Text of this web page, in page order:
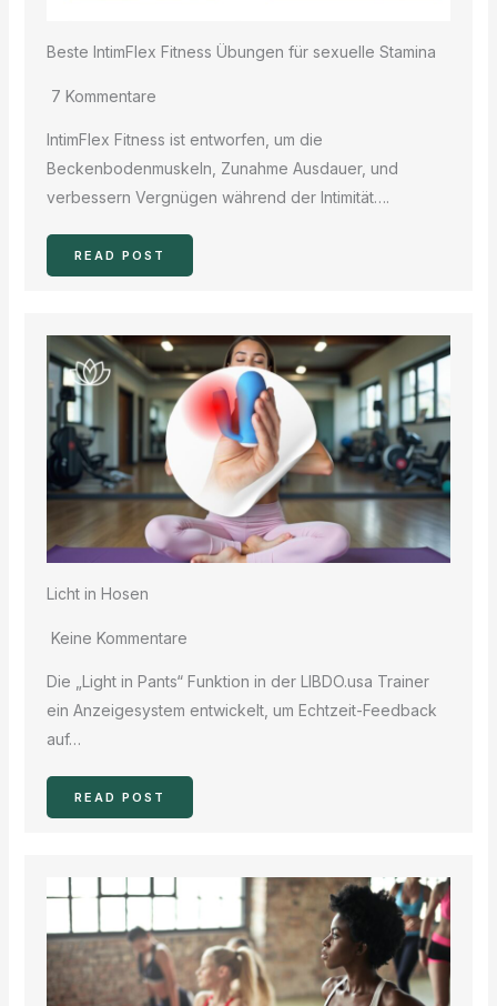
Beste IntimFlex Fitness Übungen für sexuelle Stamina
7 Kommentare
IntimFlex Fitness ist entworfen, um die
Beckenbodenmuskeln, Zunahme Ausdauer, und
verbessern Vergnügen während der Intimität….
READ POST
Licht in Hosen
Keine Kommentare
Die „Light in Pants“ Funktion in der LIBDO.usa Trainer
ein Anzeigesystem entwickelt, um Echtzeit-Feedback
auf…
READ POST